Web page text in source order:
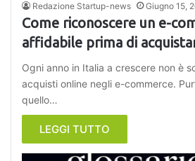
Redazione Startup-news Giugno 15,
Come riconoscere un e-
affidabile prima di
Ogni anno in Italia a crescere non è
acquisti online negli e-commerce.
quello…
LEGGI TUTTO